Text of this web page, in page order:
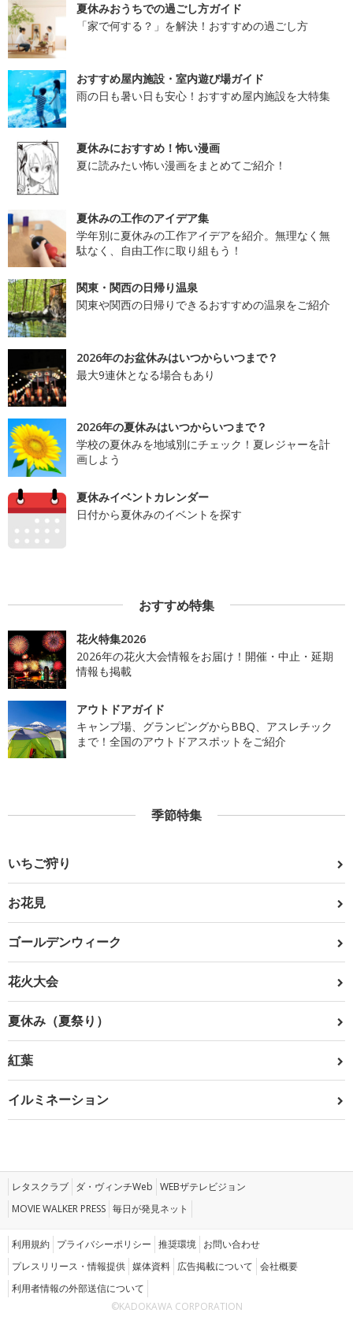
夏休みおうちでの過ごし方ガイド
「家で何する？」を解決！おすすめの過ごし方
おすすめ屋内施設・室内遊び場ガイド
雨の日も暑い日も安心！おすすめ屋内施設を大特集
夏休みにおすすめ！怖い漫画
夏に読みたい怖い漫画をまとめてご紹介！
夏休みの工作のアイデア集
学年別に夏休みの工作アイデアを紹介。無理なく無
駄なく、自由工作に取り組もう！
関東・関西の日帰り温泉
関東や関西の日帰りできるおすすめの温泉をご紹介
2026年のお盆休みはいつからいつまで？
最大9連休となる場合もあり
2026年の夏休みはいつからいつまで？
学校の夏休みを地域別にチェック！夏レジャーを計
画しよう
夏休みイベントカレンダー
日付から夏休みのイベントを探す
おすすめ特集
花火特集2026
2026年の花火大会情報をお届け！開催・中止・延期
情報も掲載
アウトドアガイド
キャンプ場、グランピングからBBQ、アスレチック
まで！全国のアウトドアスポットをご紹介
季節特集
いちご狩り
お花見
ゴールデンウィーク
花火大会
夏休み（夏祭り）
紅葉
イルミネーション
レタスクラブ ダ・ヴィンチWeb WEBザテレビジョン
MOVIE WALKER PRESS 毎日が発見ネット
利用規約 プライバシーポリシー 推奨環境 お問い合わせ
プレスリリース・情報提供 媒体資料 広告掲載について 会社概要
利用者情報の外部送信について
©KADOKAWA CORPORATION